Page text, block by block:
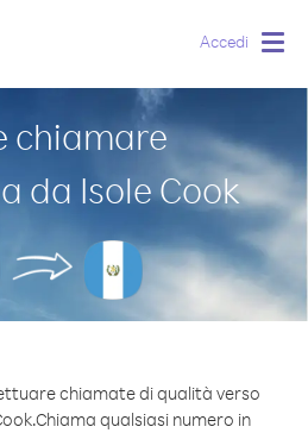
Accedi
chiamare
da Isole Cook
chiamate di qualità verso
Chiama qualsiasi numero in